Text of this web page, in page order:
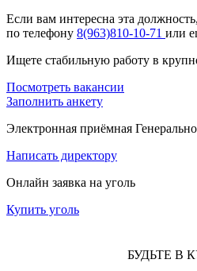
Если вам интересна эта
по телефону 8(963)810-10-71 или
Ищете стабильную работу в
Посмотреть вакансии
Заполнить анкету
Электронная приёмная
Написать директору
Онлайн заявка на уголь
Купить уголь
БУДЬТЕ В